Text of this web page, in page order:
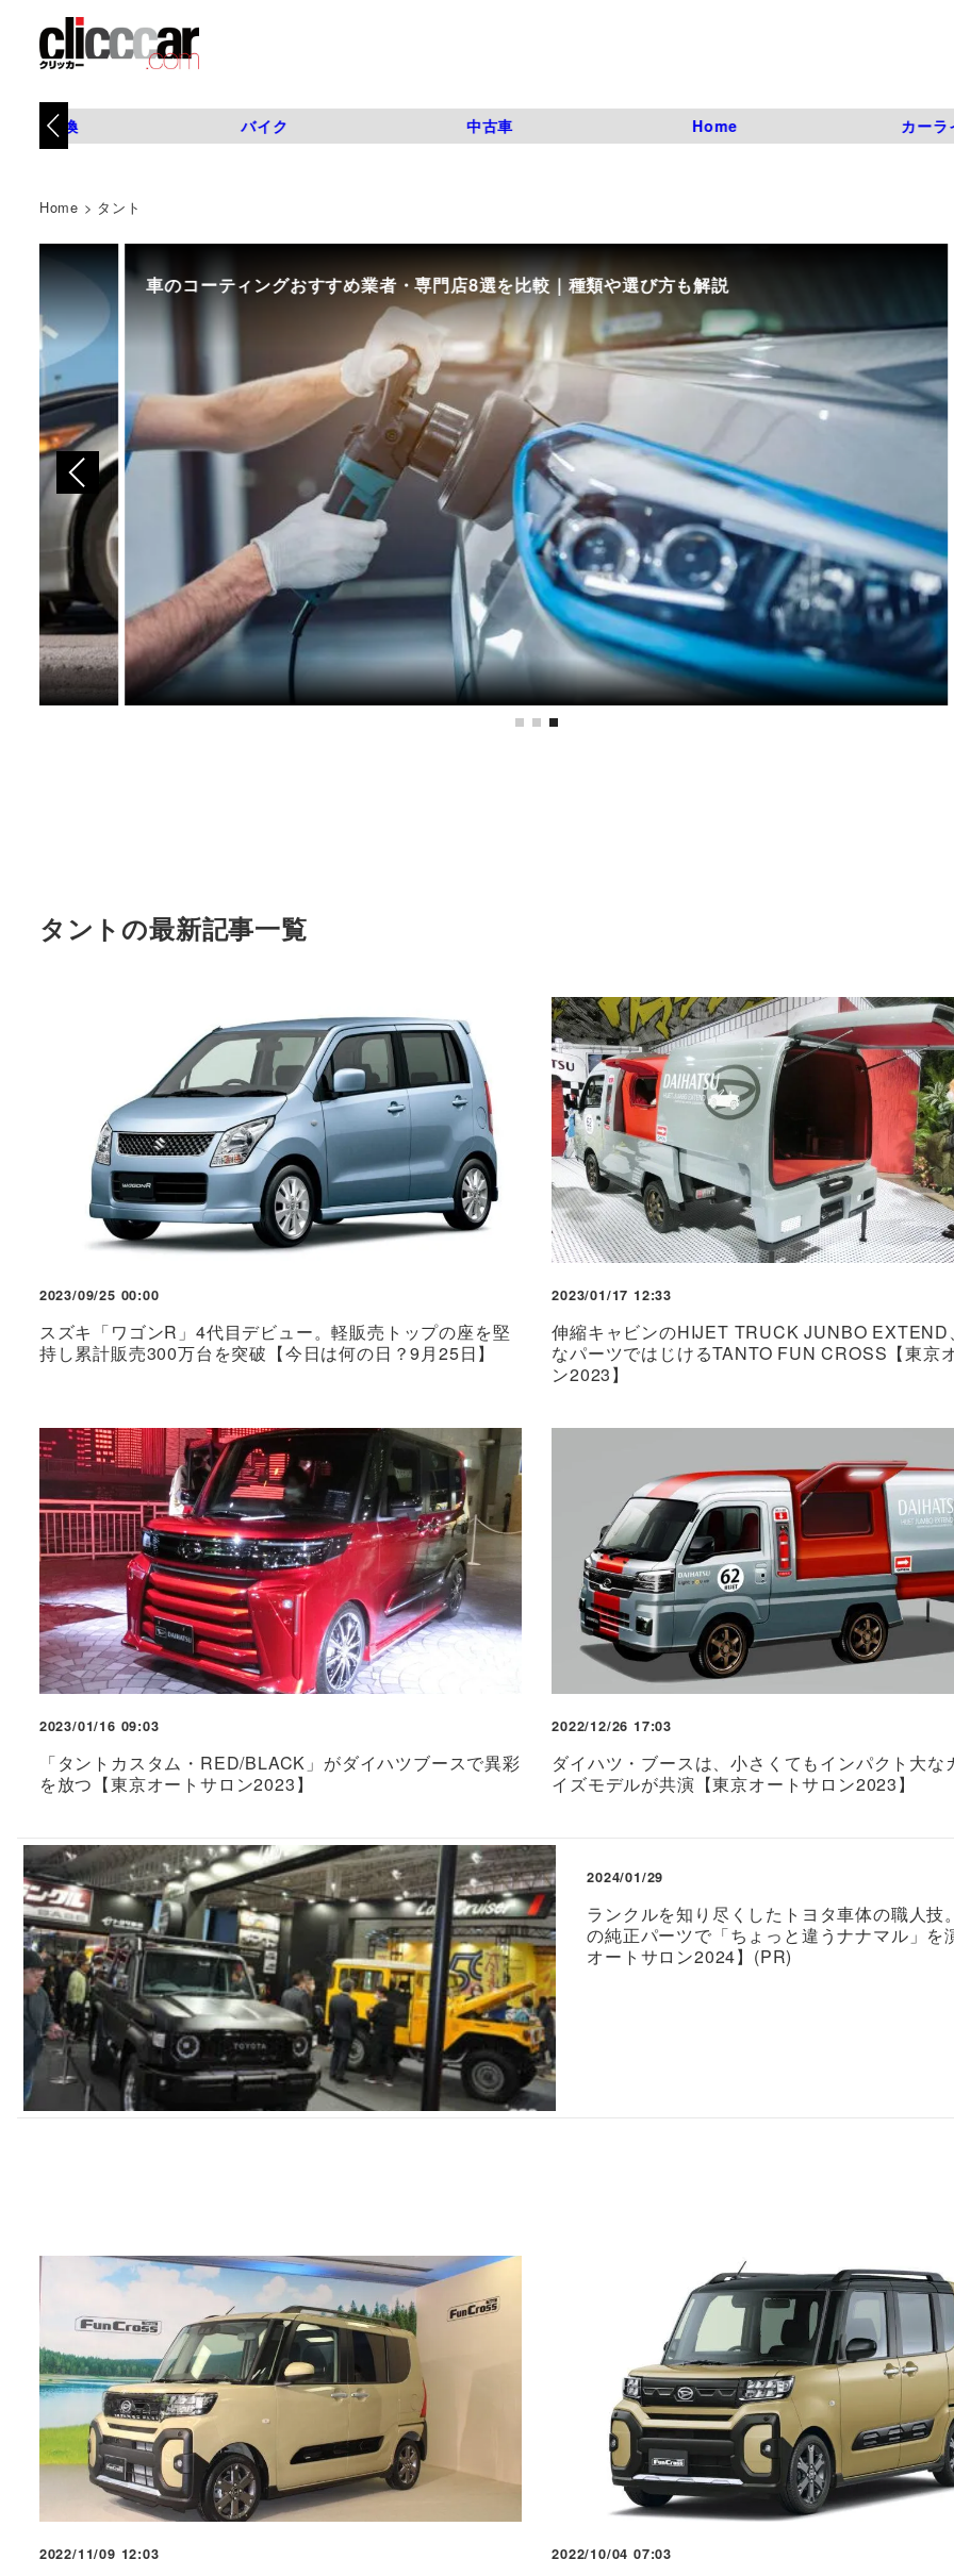
タイヤ交換 バイク 中古車 Home カーラ
Home > タント
車のコーティングおすすめ業者・専門店8選を比較｜種類や選び方も解説
タントの最新記事一覧
2023/09/25 00:00
スズキ「ワゴンR」4代目デビュー。軽販売トップの座を堅
持し累計販売300万台を突破【今日は何の日？9月25日】
2023/01/17 12:33
伸縮キャビンのHIJET TRUCK JUNBO EXTEND
なパーツではじけるTANTO FUN CROSS【東京
ン2023】
2023/01/16 09:03
「タントカスタム・RED/BLACK」がダイハツブースで異彩
を放つ【東京オートサロン2023】
2022/12/26 17:03
ダイハツ・ブースは、小さくてもインパクト大な
イズモデルが共演【東京オートサロン2023】
2024/01/29
ランクルを知り尽くしたトヨタ車体の職人技
の純正パーツで「ちょっと違うナナマル」を
オートサロン2024】(PR)
2022/11/09 12:03 2022/10/04 07:03